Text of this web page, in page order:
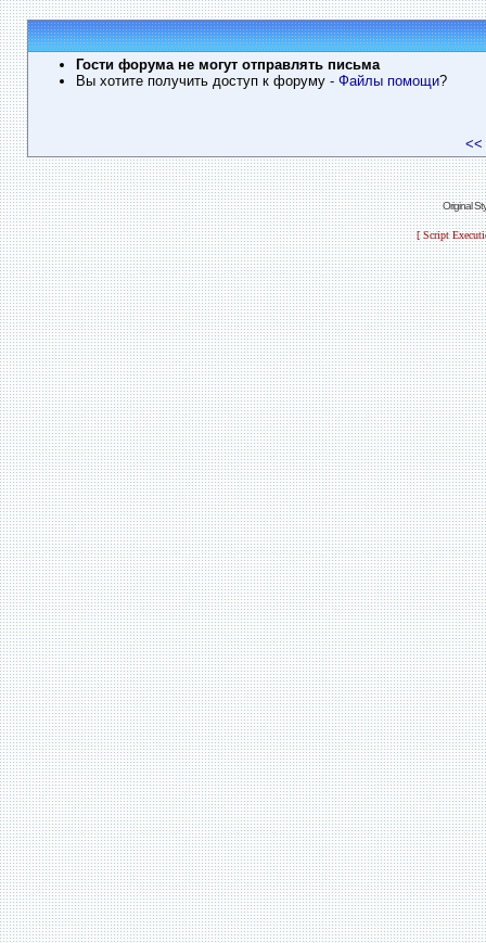
Гости форума не могут отправлять письма
Вы хотите получить доступ к форуму - Файлы помощи?
<<
Original
[ Script